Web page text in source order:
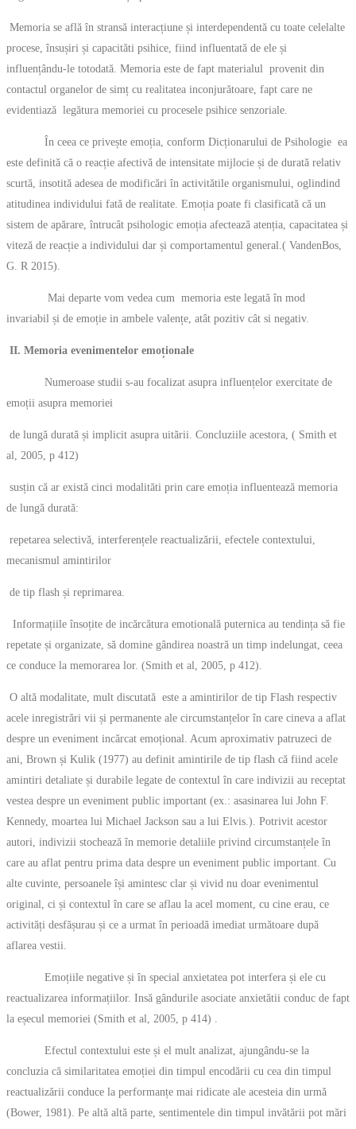
Memoria se află în stransă interacțiune și interdependentă cu toate celelalte
procese, însușiri și capacităti psihice, fiind influentată de ele și
influențându-le totodată. Memoria este de fapt materialul provenit din
contactul organelor de simț cu realitatea inconjurătoare, fapt care ne
evidentiază legătura memoriei cu procesele psihice senzoriale.
În ceea ce privește emoția, conform Dicționarului de Psihologie ea
este definită că o reacție afectivă de intensitate mijlocie și de durată relativ
scurtă, insotită adesea de modificări în activitătile organismului, oglindind
atitudinea individului fată de realitate. Emoția poate fi clasificată că un
sistem de apărare, întrucât psihologic emoția afectează atenția, capacitatea și
viteză de reacție a individului dar și comportamentul general.( VandenBos,
G. R 2015).
Mai departe vom vedea cum memoria este legată în mod
invariabil și de emoție in ambele valențe, atât pozitiv cât si negativ.
II. Memoria evenimentelor emoționale
Numeroase studii s-au focalizat asupra influențelor exercitate de
emoții asupra memoriei
de lungă durată și implicit asupra uitării. Concluziile acestora, ( Smith et
al, 2005, p 412)
susțin că ar există cinci modalităti prin care emoția influentează memoria
de lungă durată:
repetarea selectivă, interferențele reactualizării, efectele contextului,
mecanismul amintirilor
de tip flash și reprimarea.
Informațiile însoțite de incărcătura emotională puternica au tendința să fie
repetate și organizate, să domine gândirea noastră un timp indelungat, ceea
ce conduce la memorarea lor. (Smith et al, 2005, p 412).
O altă modalitate, mult discutată este a amintirilor de tip Flash respectiv
acele inregistrări vii și permanente ale circumstanțelor în care cineva a aflat
despre un eveniment incărcat emoțional. Acum aproximativ patruzeci de
ani, Brown și Kulik (1977) au definit amintirile de tip flash că fiind acele
amintiri detaliate și durabile legate de contextul în care indivizii au receptat
vestea despre un eveniment public important (ex.: asasinarea lui John F.
Kennedy, moartea lui Michael Jackson sau a lui Elvis.). Potrivit acestor
autori, indivizii stochează în memorie detaliile privind circumstanțele în
care au aflat pentru prima data despre un eveniment public important. Cu
alte cuvinte, persoanele își amintesc clar și vivid nu doar evenimentul
original, ci și contextul în care se aflau la acel moment, cu cine erau, ce
activități desfășurau și ce a urmat în perioadă imediat următoare după
aflarea vestii.
Emoțiile negative și în special anxietatea pot interfera și ele cu
reactualizarea informațiilor. Insă gândurile asociate anxietătii conduc de fapt
la eșecul memoriei (Smith et al, 2005, p 414) .
Efectul contextului este și el mult analizat, ajungându-se la
concluzia că similaritatea emoției din timpul encodării cu cea din timpul
reactualizării conduce la performanțe mai ridicate ale acesteia din urmă
(Bower, 1981). Pe altă altă parte, sentimentele din timpul invătării pot mări